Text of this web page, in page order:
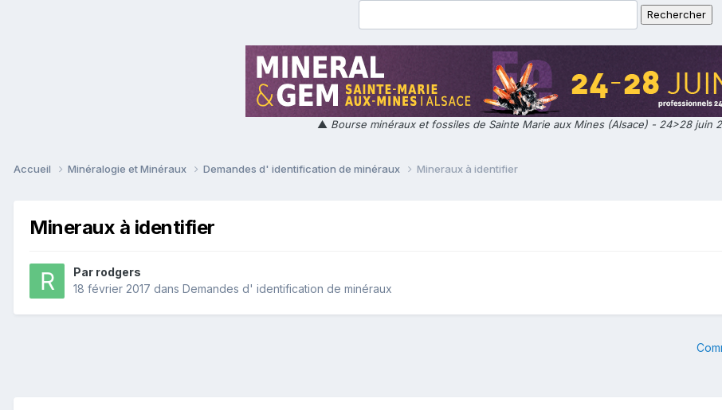
▲ Bourse minéraux et fossiles de Sainte Marie aux Mines (Alsace) - 24>28 juin
Accueil Minéralogie et Minéraux Demandes d' identification de minéraux Mineraux à identifier
Mineraux à identifier
Par rodgers
18 février 2017 dans Demandes d' identification de minéraux